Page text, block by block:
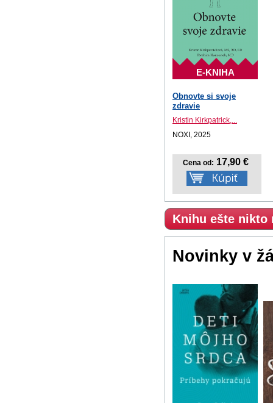
E-KNIHA
Obnovte si svoje
zdravie
Kristin Kirkpatrick,...
NOXI, 2025
Cena od: 17,90 €
Knihu ešte nikto
Novinky v